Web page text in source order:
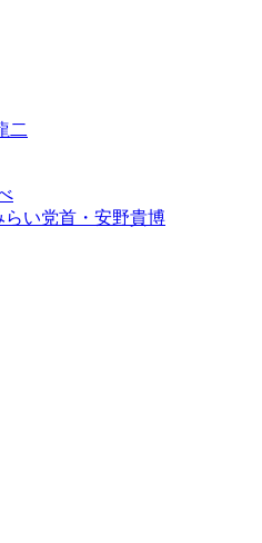
二
い党首・安野貴博